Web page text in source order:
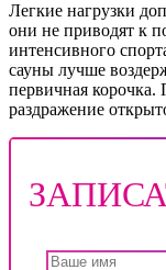
Легкие нагрузки
они не приводят к
интенсивного
сауны лучше
первичная корочка.
раздражение